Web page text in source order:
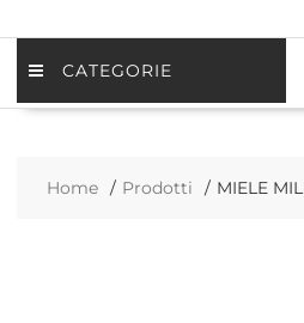
CATEGORIE
Home Prodotti MIELE